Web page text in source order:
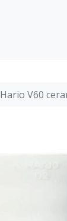
Hario V60